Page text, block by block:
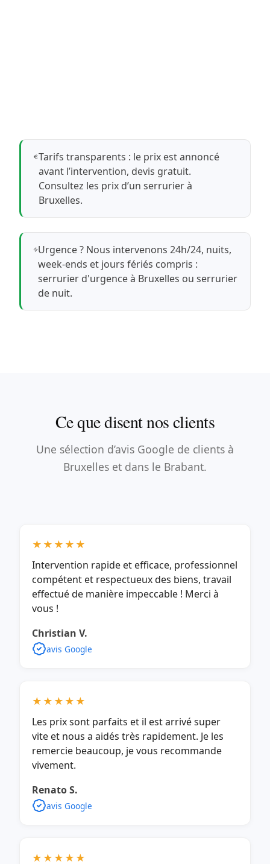
Tarifs transparents : le prix est annoncé
avant l’intervention, devis gratuit.
Consultez les prix d’un serrurier à
Bruxelles.
Urgence ? Nous intervenons 24h/24, nuits,
week-ends et jours fériés compris :
serrurier d'urgence à Bruxelles ouserrurier
de nuit.
Ce que disent nos clients
Une sélection d’avis Google de clients à
Bruxelles et dans le Brabant.
★★★★★
Intervention rapide et efficace, professionnel
compétent et respectueux des biens, travail
effectué de manière impeccable ! Merci à
vous !
Christian V.
avis Google
★★★★★
Les prix sont parfaits et il est arrivé super
vite et nous a aidés très rapidement. Je les
remercie beaucoup, je vous recommande
vivement.
Renato S.
avis Google
★★★★★